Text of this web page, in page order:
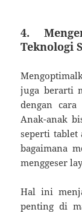
4.
Teknologi
juga berarti
dengan
Anak-anak
seperti tablet
bagaimana
menggeser
Hal ini
penting di